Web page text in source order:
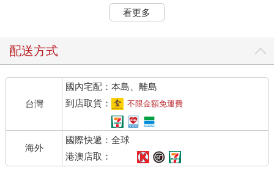
木屋，或在廢棄車輛的後車廂，而且車子還停在地下車庫最底
層。「爸，你聽得到嗎？」 「妳還好嗎？」 「爸？喂？你聽得到
妳需要幫忙嗎？」 電話斷了。 通話失敗。 這三年來，我們第一
＊＊＊
我按下回撥，對方忙線中。我又試一次，再試第二、三、四次，
結果都忙線、忙線、忙線。或許是她正在打給我吧。我好興奮，
雙手不住發抖。我按捺住情緒，暫時不撥號，等待手機響起。我
坐在床腳，不耐煩看著女兒的臥室。 她房中所有舊物仍放在原
位。我不用接待客人過夜，所以沒理由丟。她高中貼的海報仍在
牆上。旁邊大架子上放著運動獎盃，柳編大籃子裡裝滿了動物玩
偶。房門我通常都關著，並努力忘記它的存在。但偶爾（我不想
看更多
配送方式
台灣
國內宅配：本島、離島
到店取貨：
不限金額免運費
海外
國際快遞：全球
港澳店取：